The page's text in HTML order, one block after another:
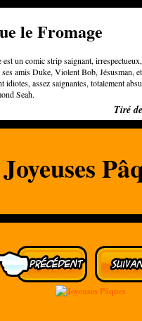
le Fromage
un comic strip saignant,
amis Duke, Violent Bob, Jésusman,
idiotes, assez saignantes, totalement
Seah.
Tiré
Joyeuses